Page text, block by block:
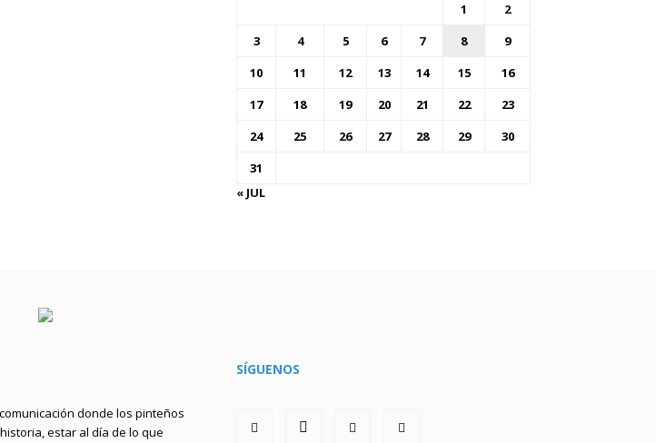
1
2
3
4 5 6 7 8
9
10
11 12 13 14 15
16
17
18 19 20 21 22
23
24
25 26 27 28 29
30
31
« JUL
donde los pinteños
estar al día de lo que
SÍGUENOS